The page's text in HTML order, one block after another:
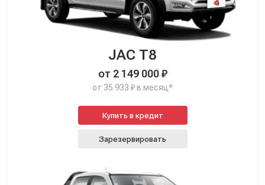
JAC T8
от 2 149 000 ₽
от 35 933 ₽ в месяц*
Купить в кредит
Зарезервировать